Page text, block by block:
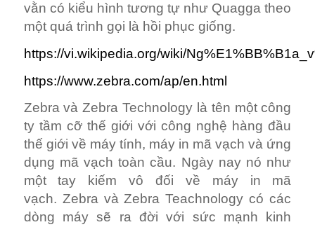
vằn có kiểu hình tương tự như Quagga theo
một quá trình gọi là hồi phục giống.
https://vi.wikipedia.org/wiki/
https://www.zebra.com/ap/en.html
Zebra và Zebra Technology là tên một công
ty tầm cỡ thế giới với công nghệ hàng đầu
thế giới về máy tính, máy in mã vạch và ứng
dụng mã vạch toàn cầu. Ngày nay nó như
một tay kiếm vô đối về máy in mã
vạch. Zebra và Zebra Teachnology có các
dòng máy sẽ ra đời với sức mạnh kinh